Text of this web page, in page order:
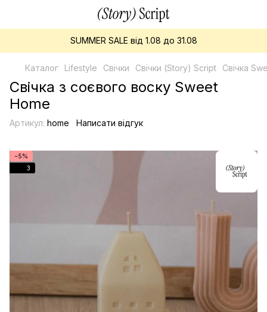
SUMMER SALE від 1.08 до 31.08
Каталог Lifestyle Свічки Свічки (Story) Script Свічка
Свічка з соєвого воску Sweet
Home
Артикул: home Написати відгук
−5%
3